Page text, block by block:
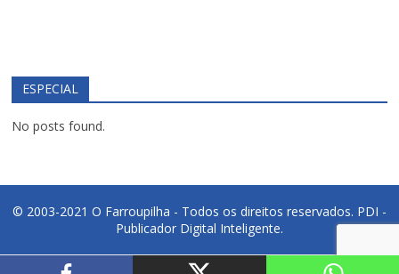
ESPECIAL
No posts found.
© 2003-2021 O Farroupilha - Todos os direitos reservados. PDI -
Publicador Digital Inteligente.